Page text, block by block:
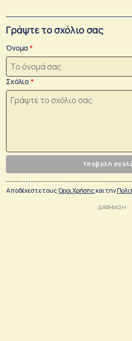
Γράψτε το σχόλιο σας
Όνομα
Σχόλιο
Υποβολή
Αποδέχεστε τουςΌροι Χρήσηςκαι την